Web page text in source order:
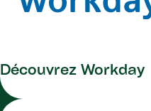
Découvrez Workday